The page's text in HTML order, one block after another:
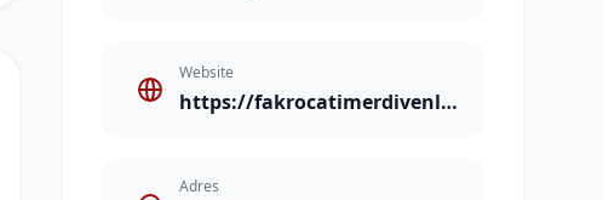
Website
https://fakrocatimerdivenleri.com
Adres